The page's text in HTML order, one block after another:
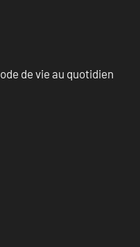
de vie au quotidien